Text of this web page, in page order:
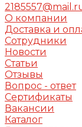
О компании
Доставка и
Сотрудники
Новости
Статьи
Отзывы
Вопрос - ответ
Сертификаты
Вакансии
Каталог